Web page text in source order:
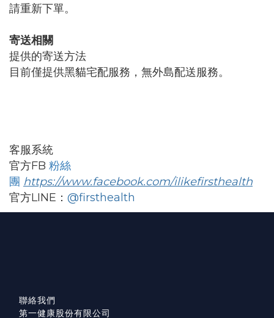
請重新下單。
寄送相關
提供的寄送方法
目前僅提供黑貓宅配服務，無外島配送服務。
客服系統
官方FB 粉絲
團 https://www.facebook.com/ilikefirsthealth
官方LINE： @firsthealth
聯絡我們
第一健康股份有限公司